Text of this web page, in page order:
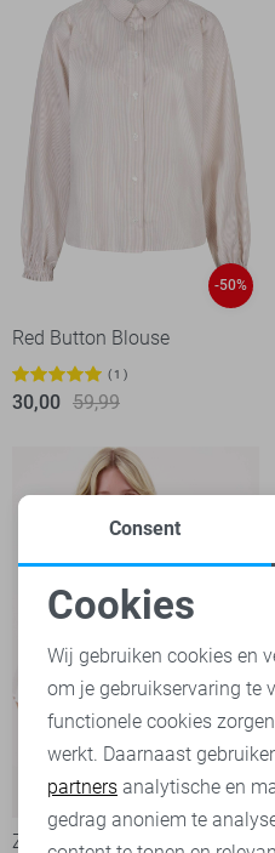
-50%
Red Button Blouse
1
30,00 59,99
-50%
Zusss Blouse
Noodzakelijke cookies
Personalisatie cookies
Analytische cookies
Marketing cookies
Consent
Cookies
Wij gebruiken cookies en
om je gebruikservaring te
functionele cookies
werkt. Daarnaast
partners analytische en
gedrag anoniem te